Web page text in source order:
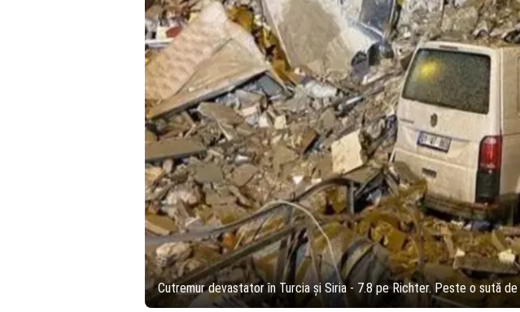
Cutremur devastator în Turcia și Siria - 7.8 pe Richter. Peste o sută